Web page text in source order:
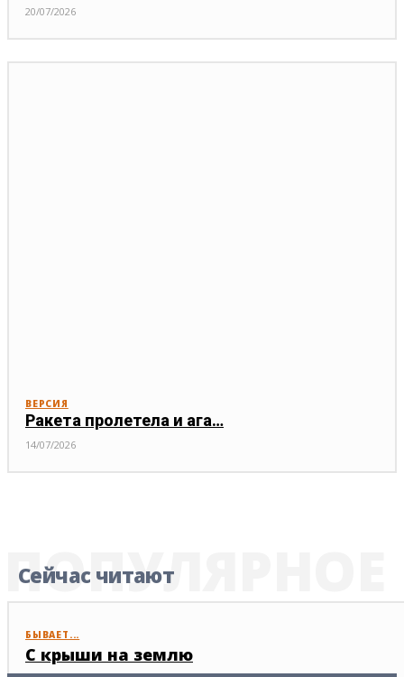
20/07/2026
ВЕРСИЯ
Ракета пролетела и ага…
14/07/2026
Сейчас читают
ПОПУЛЯРНОЕ
БЫВАЕТ...
С крыши на землю